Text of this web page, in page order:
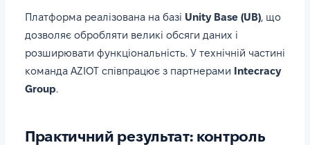
Платформа реалізована на базі Unity Base (UB), що
дозволяє обробляти великі обсяги даних і
розширювати функціональність. У технічній частині
команда AZIOT співпрацює з партнерами Intecracy
Group.
Практичний результат: контроль